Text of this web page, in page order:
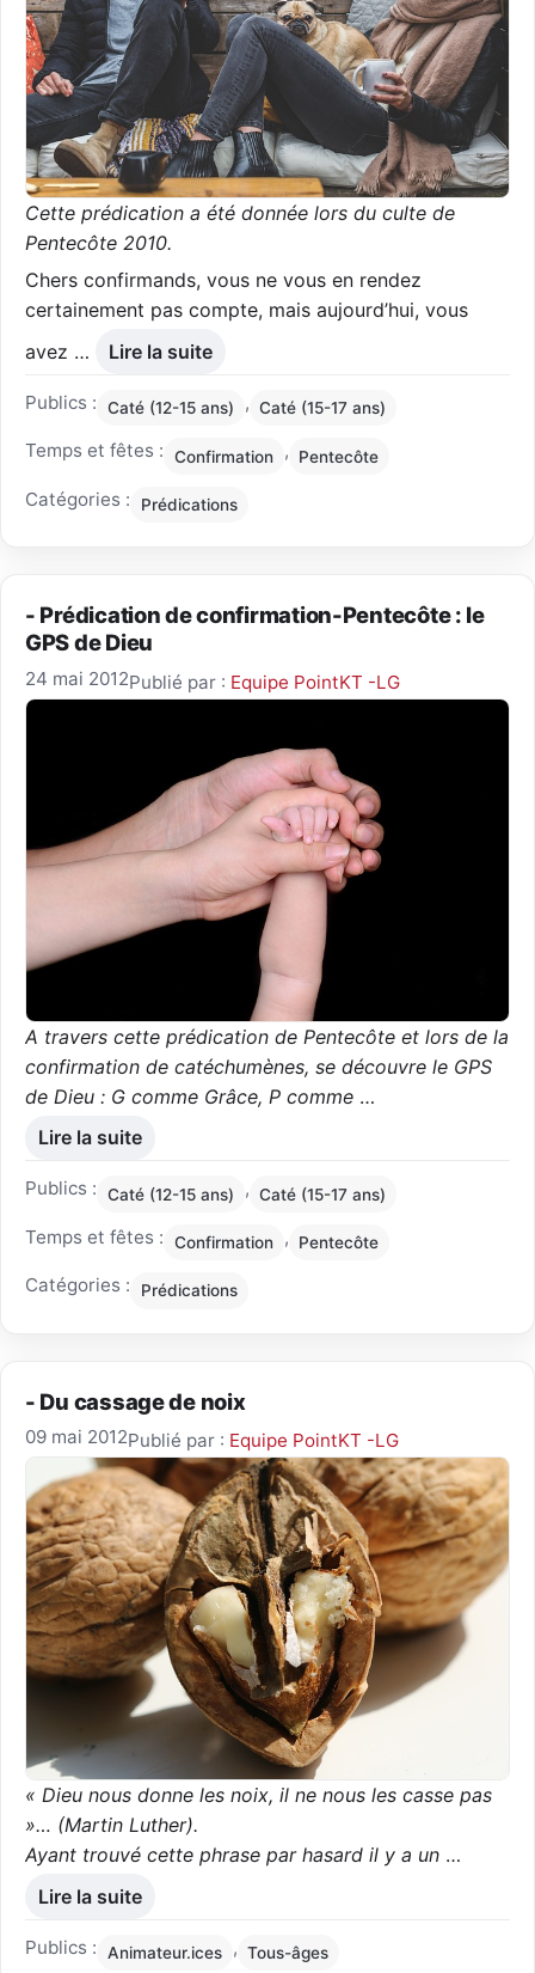
Cette prédication a été donnée lors du culte de
Pentecôte 2010.
Chers confirmands, vous ne vous en rendez
certainement pas compte, mais aujourd’hui, vous
avez …
Lire la suite
Publics : Caté (12-15 ans) , Caté (15-17 ans)
Temps et fêtes : Confirmation , Pentecôte
Catégories : Prédications
- Prédication de confirmation-Pentecôte : le
GPS de Dieu
24 mai 2012Publié par : Equipe PointKT -LG
A travers cette prédication de Pentecôte et lors de la
confirmation de catéchumènes, se découvre le GPS
de Dieu : G comme Grâce, P comme …
Lire la suite
Publics : Caté (12-15 ans) , Caté (15-17 ans)
Temps et fêtes : Confirmation , Pentecôte
Catégories : Prédications
- Du cassage de noix
09 mai 2012Publié par : Equipe PointKT -LG
« Dieu nous donne les noix, il ne nous les casse pas
»… (Martin Luther).
Ayant trouvé cette phrase par hasard il y a un …
Lire la suite
Publics : Animateur.ices , Tous-âges